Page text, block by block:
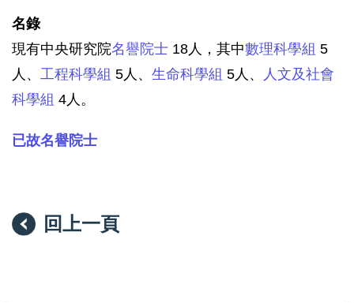
名錄
現有中央研究院名譽院士 18人，其中數理科學組 5
人、 工程科學組 5人、 生命科學組 5人、
人文及社會
科學組 4人。
已故名譽院士
回上一頁